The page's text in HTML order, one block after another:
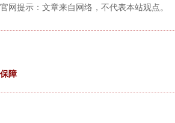
网提示：文章来自网络，不代表本站观点。
障